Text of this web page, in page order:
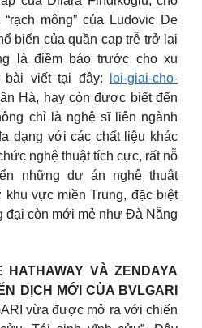
mông” của Ludovic De
biến của quần cạp trễ trở lại
là điềm báo trước cho xu
bài viết tại đây:
loi-giai-cho-
Hà, hay còn được biết đến
chỉ là nghệ sĩ liên ngành
dạng với các chất liệu khác
nghệ thuật tích cực, rất nỗ
những dự án nghệ thuật
vực miền Trung, đặc biệt
đại còn mới mẻ như Đà Nẵng
HATHAWAY VÀ ZENDAYA
DỊCH MỚI CỦA BVLGARI
vừa được mở ra với chiến